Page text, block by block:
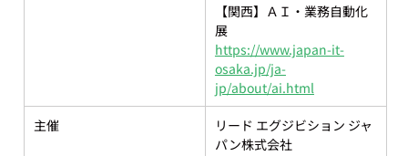
【関西】ＡＩ・業務自動化
展
https://www.japan-it-
osaka.jp/ja-
jp/about/ai.html
主催
リード エグジビション ジャ
パン株式会社